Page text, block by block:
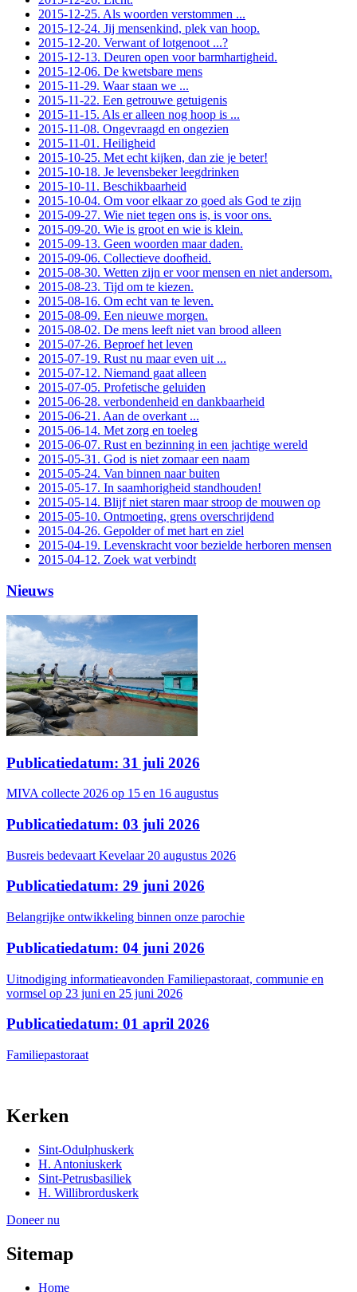
2015-12-25. Als woorden verstommen ...
2015-12-24. Jij mensenkind, plek van hoop.
2015-12-20. Verwant of lotgenoot ...?
2015-12-13. Deuren open voor barmhartigheid.
2015-12-06. De kwetsbare mens
2015-11-29. Waar staan we ...
2015-11-22. Een getrouwe getuigenis
2015-11-15. Als er alleen nog hoop is ...
2015-11-08. Ongevraagd en ongezien
2015-11-01. Heiligheid
2015-10-25. Met echt kijken, dan zie je beter!
2015-10-18. Je levensbeker leegdrinken
2015-10-11. Beschikbaarheid
2015-10-04. Om voor elkaar zo goed als God te zijn
2015-09-27. Wie niet tegen ons is, is voor ons.
2015-09-20. Wie is groot en wie is klein.
2015-09-13. Geen woorden maar daden.
2015-09-06. Collectieve doofheid.
2015-08-30. Wetten zijn er voor mensen en niet andersom.
2015-08-23. Tijd om te kiezen.
2015-08-16. Om echt van te leven.
2015-08-09. Een nieuwe morgen.
2015-08-02. De mens leeft niet van brood alleen
2015-07-26. Beproef het leven
2015-07-19. Rust nu maar even uit ...
2015-07-12. Niemand gaat alleen
2015-07-05. Profetische geluiden
2015-06-28. verbondenheid en dankbaarheid
2015-06-21. Aan de overkant ...
2015-06-14. Met zorg en toeleg
2015-06-07. Rust en bezinning in een jachtige wereld
2015-05-31. God is niet zomaar een naam
2015-05-24. Van binnen naar buiten
2015-05-17. In saamhorigheid standhouden!
2015-05-14. Blijf niet staren maar stroop de mouwen op
2015-05-10. Ontmoeting, grens overschrijdend
2015-04-26. Gepolder of met hart en ziel
2015-04-19. Levenskracht voor bezielde herboren mensen
2015-04-12. Zoek wat verbindt
Nieuws
Publicatiedatum: 31 juli 2026
MIVA collecte 2026 op 15 en 16 augustus
Publicatiedatum: 03 juli 2026
Busreis bedevaart Kevelaar 20 augustus 2026
Publicatiedatum: 29 juni 2026
Belangrijke ontwikkeling binnen onze parochie
Publicatiedatum: 04 juni 2026
Uitnodiging informatieavonden Familiepastoraat, communie en
vormsel op 23 juni en 25 juni 2026
Publicatiedatum: 01 april 2026
Familiepastoraat
Kerken
Sint-Odulphuskerk
H. Antoniuskerk
Sint-Petrusbasiliek
H. Willibrorduskerk
Doneer nu
Sitemap
Home